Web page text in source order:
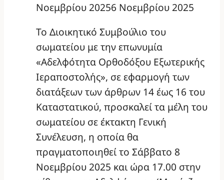
Νοεμβρίου 20256 Νοεμβρίου 2025
Το Διοικητικό Συμβούλιο του
σωματείου με την επωνυμία
«Αδελφότητα Ορθοδόξου Εξωτερικής
Ιεραποστολής», σε εφαρμογή των
διατάξεων των άρθρων 14 έως 16 του
Καταστατικού, προσκαλεί τα μέλη του
σωματείου σε έκτακτη Γενική
Συνέλευση, η οποία θα
πραγματοποιηθεί το Σάββατο 8
Νοεμβρίου 2025 και ώρα 17.00 στην